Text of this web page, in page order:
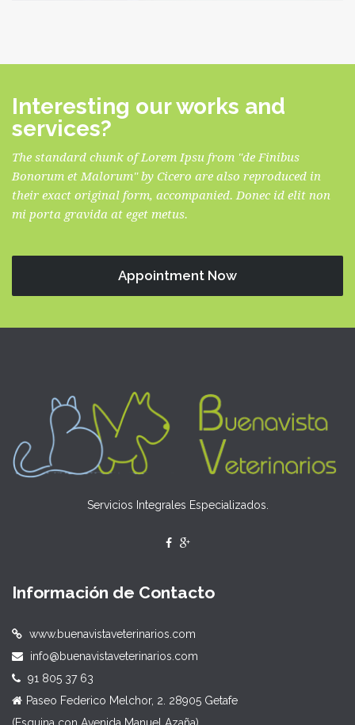
Interesting our works and
services?
The standard chunk of Lorem Ipsu from "de Finibus
Bonorum et Malorum" by Cicero are also reproduced in
their exact original form, accompanied. Donec id elit non
mi porta gravida at eget metus.
Appointment Now
Servicios Integrales Especializados.
Información de Contacto
www.buenavistaveterinarios.com
info@buenavistaveterinarios.com
91 805 37 63
Paseo Federico Melchor, 2. 28905 Getafe